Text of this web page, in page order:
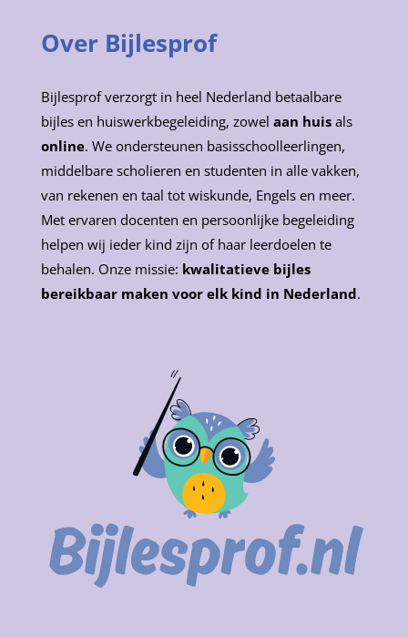
Over Bijlesprof
Bijlesprof verzorgt in heel Nederland betaalbare
bijles en huiswerkbegeleiding, zowel aan huisals
online. We ondersteunen basisschoolleerlingen,
middelbare scholieren en studenten in alle vakken,
van rekenen en taal tot wiskunde, Engels en meer.
Met ervaren docenten en persoonlijke begeleiding
helpen wij ieder kind zijn of haar leerdoelen te
behalen. Onze missie: kwalitatieve bijles
bereikbaar maken voor elk kind in Nederland.